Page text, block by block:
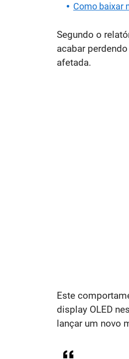
Como baixar
Segundo o
acabar
afetada.
Este
display OLED
lançar um novo